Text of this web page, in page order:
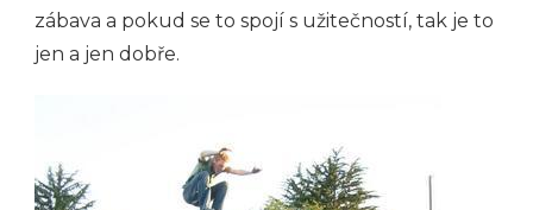
zábava a pokud se to spojí s užitečností, tak je to
jen a jen dobře.